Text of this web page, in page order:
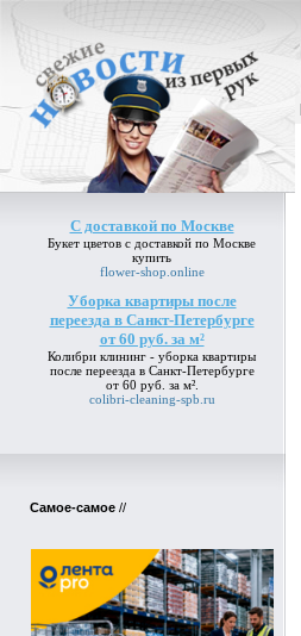
С доставкой по Москве
Букет цветов с доставкой по Москве
купить
flower-shop.online
Уборка квартиры после
переезда в Санкт-Петербурге
от 60 руб. за м²
Колибри клининг - уборка квартиры
после переезда в Санкт-Петербурге
от 60 руб. за м².
colibri-cleaning-spb.ru
Самое-самое //